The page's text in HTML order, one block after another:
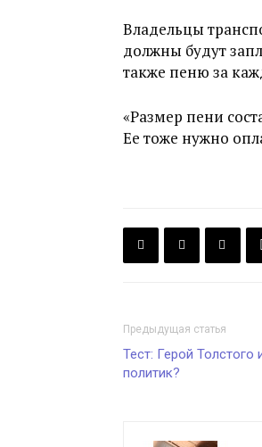
Владельцы
должны будут
также пеню за
«Размер пени
Ее тоже нужно
Предыдущая статья
Тест: Герой Толстого
политик?